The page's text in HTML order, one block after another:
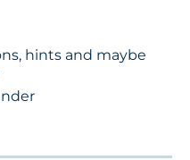
hints and maybe